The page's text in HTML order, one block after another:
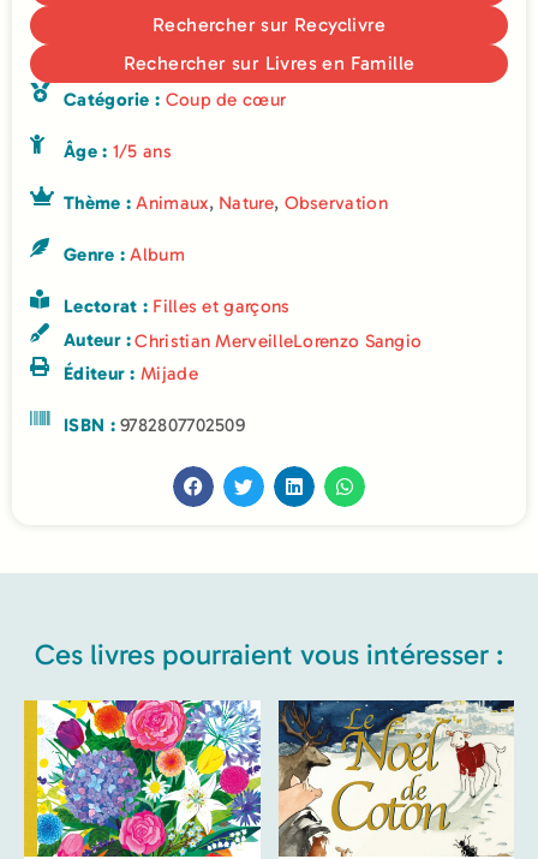
Rechercher sur Recyclivre
Rechercher sur Livres en Famille
Catégorie : Coup de cœur
Âge : 1/5 ans
Thème :Animaux, Nature, Observation
Genre :Album
Lectorat : Filles et garçons
Auteur :Christian MerveilleLorenzo Sangio
Éditeur : Mijade
ISBN :9782807702509
Ces livres pourraient vous intéresser :